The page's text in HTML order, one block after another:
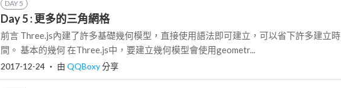
DAY 5
Day 5 : 更多的三角網格
前言 Three.js內建了許多基礎幾何模型，直接使用語法即可建立，可以省下許多建立時
間。 基本的幾何 在Three.js中，要建立幾何模型會使用geometr...
2017-12-24 ‧ 由 QQBoxy分享